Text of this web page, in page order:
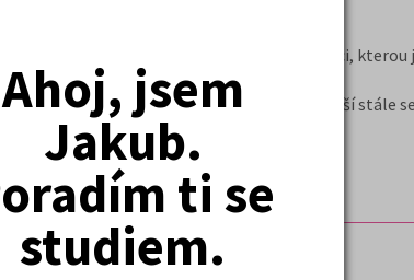
Ahoj, jsem
Jakub.
ti se
studiem.
dostal i na VŠ - mimochodem i díky učebnici, kterou
vyhovovala a pomohla. Spokojenost s vaší stále